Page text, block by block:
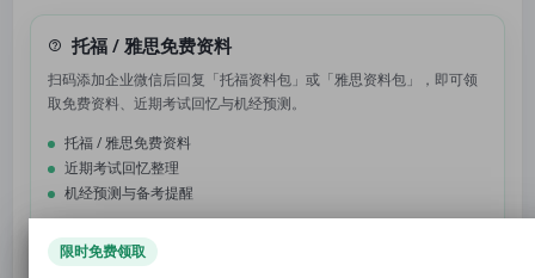
托福 / 雅思免费资料
扫码添加企业微信后回复「托福资料包」或「雅思资料包」，即可领
取免费资料、近期考试回忆与机经预测。
托福 / 雅思免费资料
近期考试回忆整理
机经预测与备考提醒
限时免费领取